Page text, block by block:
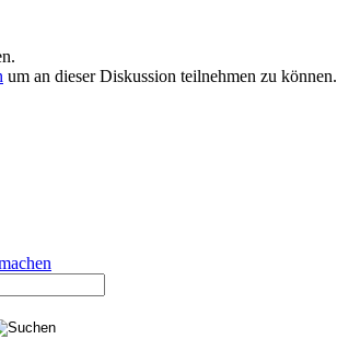
um an dieser Diskussion teilnehmen zu können.